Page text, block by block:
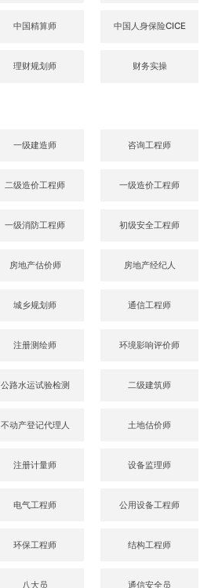
中国精算师 中国人身保险CICE
理财规划师 财务实操
一级建造师 咨询工程师
二级造价工程师 一级造价工程师
一级消防工程师 初级安全工程师
房地产估价师 房地产经纪人
城乡规划师 通信工程师
注册测绘师 环境影响评价师
公路水运试验检测 二级建筑师
不动产登记代理人 土地估价师
注册计量师 设备监理师
电气工程师 公用设备工程师
环保工程师 结构工程师
八大员 通信安全员